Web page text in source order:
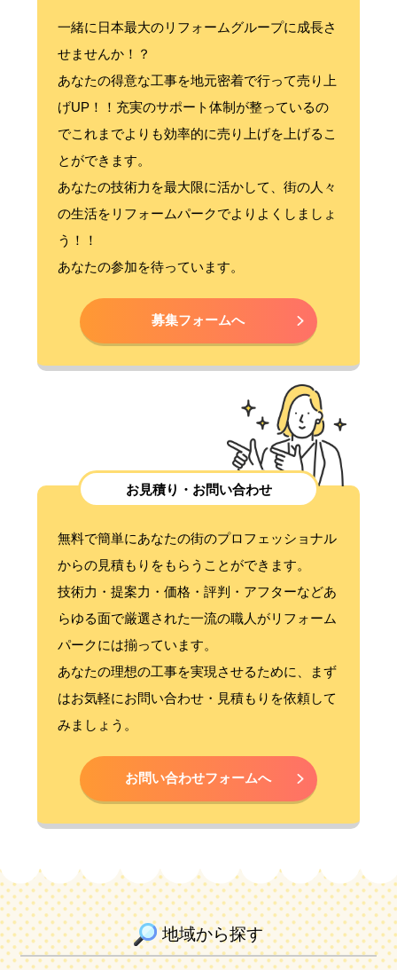
一緒に日本最大のリフォームグループに成長さ
せませんか！？
あなたの得意な工事を地元密着で行って売り上
げUP！！充実のサポート体制が整っているの
でこれまでよりも効率的に売り上げを上げるこ
とができます。
あなたの技術力を最大限に活かして、街の人々
の生活をリフォームパークでよりよくしましょ
う！！
あなたの参加を待っています。
募集フォームへ
お見積り・お問い合わせ
無料で簡単にあなたの街のプロフェッショナル
からの見積もりをもらうことができます。
技術力・提案力・価格・評判・アフターなどあ
らゆる面で厳選された一流の職人がリフォーム
パークには揃っています。
あなたの理想の工事を実現させるために、まず
はお気軽にお問い合わせ・見積もりを依頼して
みましょう。
お問い合わせフォームへ
地域から探す